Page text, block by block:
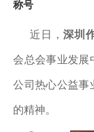
称号
近日，深圳
会总会事业发展
公司热心公益事
的精神。